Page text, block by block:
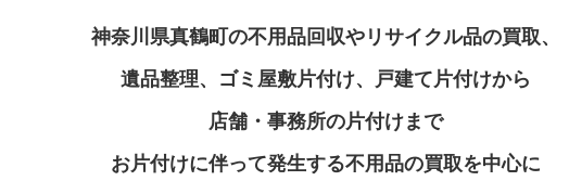
神奈川県真鶴町の不用品回収やリサイクル品の買取、
遺品整理、ゴミ屋敷片付け、戸建て片付けから
店舗・事務所の片付けまで
お片付けに伴って発生する不用品の買取を中心に